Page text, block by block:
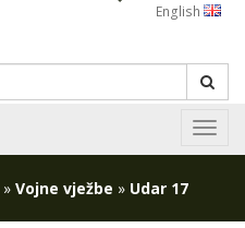
English
» Vojne vježbe » Udar 17